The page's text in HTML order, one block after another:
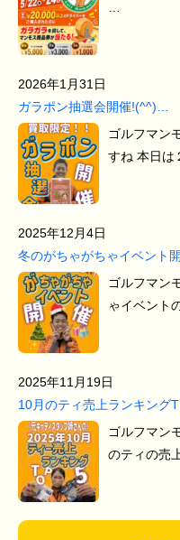
2026年1月31日
ガラポン抽選会開催!(^^)…
ゴルフマン
すね 本日は
2025年12月4日
冬のがちゃがちゃイベント
ゴルフマン
ゃイベント
2025年11月19日
10月のティ売上ランキング
ゴルフマン
のティの売